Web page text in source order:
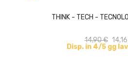
THINK - TECH -
14,90 €
Disp. in 4/5 gg